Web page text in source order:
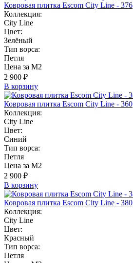
Ковровая плитка Escom City Line - 376
Коллекция:
City Line
Цвет:
Зелёный
Тип ворса:
Петля
Цена за М2
2 900 ₽
В корзину
Ковровая плитка Escom City Line - 360
Коллекция:
City Line
Цвет:
Синий
Тип ворса:
Петля
Цена за М2
2 900 ₽
В корзину
Ковровая плитка Escom City Line - 380
Коллекция:
City Line
Цвет:
Красный
Тип ворса:
Петля